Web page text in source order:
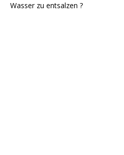
Wasser zu entsalzen ?